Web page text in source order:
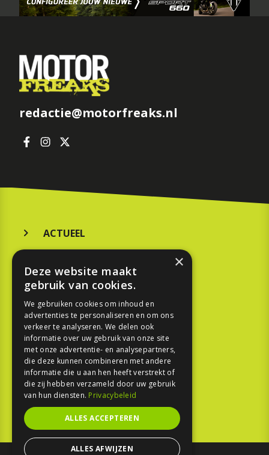
redactie@motorfreaks.nl
ACTUEEL
KOOPGIDS
TESTEN
SPORT
REPORTAGE
TOUREN
NIEUWSBRIEF
×
Deze website maakt
gebruik van cookies.
We gebruiken cookies om inhoud en
advertenties te personaliseren en om ons
verkeer te analyseren. We delen ook
informatie over uw gebruik van onze site
met onze advertentie- en analysepartners,
die deze kunnen combineren met andere
informatie die u aan hen heeft verstrekt of
die zij hebben verzameld door uw gebruik
van hun diensten. Privacybeleid
ALLES ACCEPTEREN
ALLES AFWIJZEN